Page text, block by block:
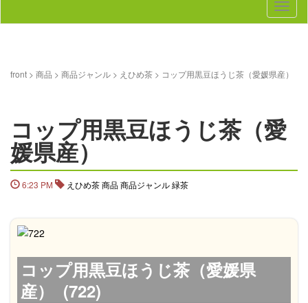
メ
ニ
front > 商品 > 商品ジャンル > えひめ茶 > コップ用黒豆ほうじ茶（愛媛県産）
コップ用黒豆ほうじ茶（愛
媛県産）
6:23 PM えひめ茶商品商品ジャンル緑茶
コップ用黒豆ほうじ茶（愛媛県
産） (722)